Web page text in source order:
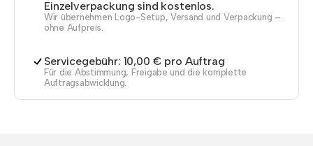
Einzelverpackung sind kostenlos.
Wir übernehmen Logo-Setup, Versand und Verpackung –
ohne Aufpreis.
Servicegebühr: 10,00 € pro Auftrag
Für die Abstimmung, Freigabe und die komplette
Auftragsabwicklung.